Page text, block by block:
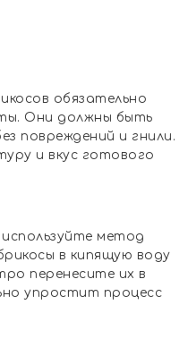
обязательно
Они должны быть
повреждений и гнили.
и вкус готового
используйте метод
в кипящую воду
перенесите их в
упростит процесс